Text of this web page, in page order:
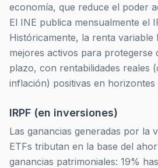
economía, que reduce el poder
El INE publica mensualmente el
Históricamente, la renta variable
mejores activos para protegerse
plazo, con rentabilidades reales
inflación) positivas en horizontes
IRPF (en inversiones)
Las ganancias generadas por la
ETFs tributan en la base del
ganancias patrimoniales: 19%